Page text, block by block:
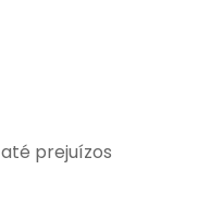
prejuízos